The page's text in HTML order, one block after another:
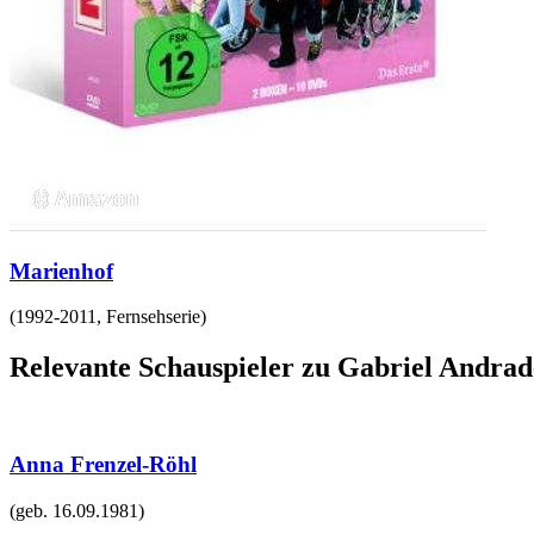
Marienhof
(1992-2011 , Fernsehserie)
Relevante Schauspieler zu Gabriel
Anna Frenzel-Röhl
(geb. 16.09.1981)